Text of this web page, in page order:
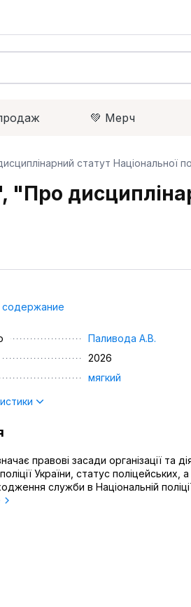
💚 Мерч
статут Національної
Паливода А.В.
2026
мягкий
правові засади організації та
України, статус поліцейських,
служби в Національній